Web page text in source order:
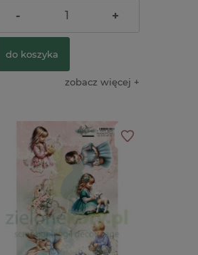
10,90 zł
- +
do koszyka
zobacz więcej